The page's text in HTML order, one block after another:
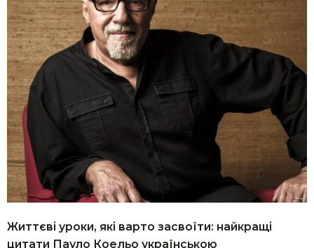
Життєві уроки, які варто засвоїти: найкращі
цитати Пауло Коельо українською